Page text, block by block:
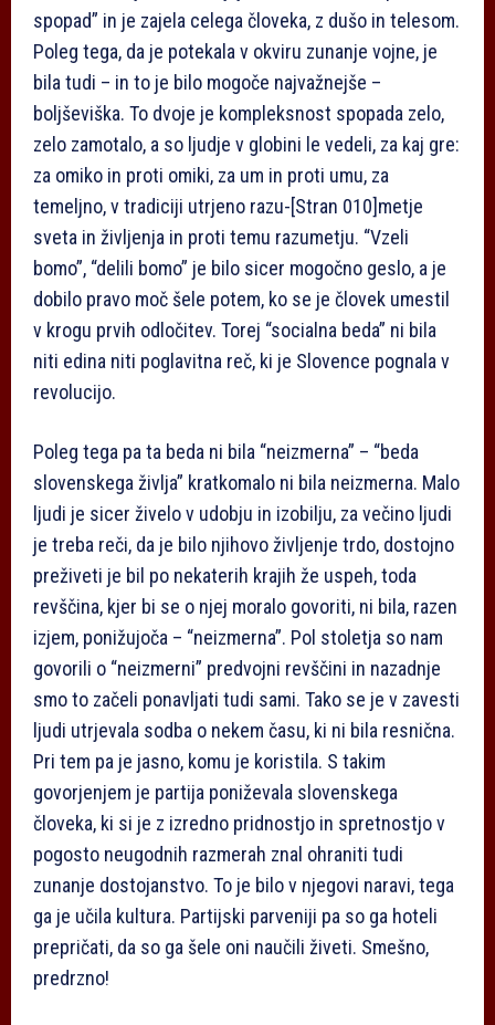
spopad” in je zajela celega človeka, z dušo in telesom.
Poleg tega, da je potekala v okviru zunanje vojne, je
bila tudi – in to je bilo mogoče najvažnejše –
boljševiška. To dvoje je kompleksnost spopada zelo,
zelo zamotalo, a so ljudje v globini le vedeli, za kaj gre:
za omiko in proti omiki, za um in proti umu, za
temeljno, v tradiciji utrjeno razu-[Stran 010]metje
sveta in življenja in proti temu razumetju. “Vzeli
bomo”, “delili bomo” je bilo sicer mogočno geslo, a je
dobilo pravo moč šele potem, ko se je človek umestil
v krogu prvih odločitev. Torej “socialna beda” ni bila
niti edina niti poglavitna reč, ki je Slovence pognala v
revolucijo.
Poleg tega pa ta beda ni bila “neizmerna” – “beda
slovenskega življa” kratkomalo ni bila neizmerna. Malo
ljudi je sicer živelo v udobju in izobilju, za večino ljudi
je treba reči, da je bilo njihovo življenje trdo, dostojno
preživeti je bil po nekaterih krajih že uspeh, toda
revščina, kjer bi se o njej moralo govoriti, ni bila, razen
izjem, ponižujoča – “neizmerna”. Pol stoletja so nam
govorili o “neizmerni” predvojni revščini in nazadnje
smo to začeli ponavljati tudi sami. Tako se je v zavesti
ljudi utrjevala sodba o nekem času, ki ni bila resnična.
Pri tem pa je jasno, komu je koristila. S takim
govorjenjem je partija poniževala slovenskega
človeka, ki si je z izredno pridnostjo in spretnostjo v
pogosto neugodnih razmerah znal ohraniti tudi
zunanje dostojanstvo. To je bilo v njegovi naravi, tega
ga je učila kultura. Partijski parveniji pa so ga hoteli
prepričati, da so ga šele oni naučili živeti. Smešno,
predrzno!